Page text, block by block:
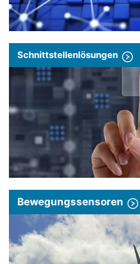
Schnittstellenlösungen
Bewegungssensoren